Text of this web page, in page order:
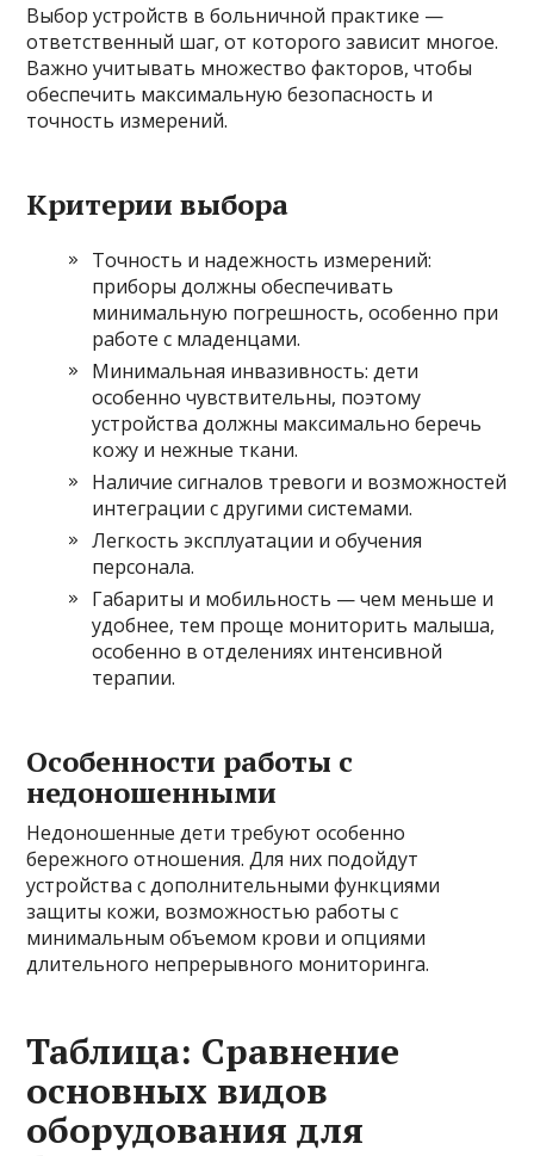
Выбор устройств в больничной практике —
ответственный шаг, от которого зависит многое.
Важно учитывать множество факторов, чтобы
обеспечить максимальную безопасность и
точность измерений.
Критерии выбора
Точность и надежность измерений:
приборы должны обеспечивать
минимальную погрешность, особенно при
работе с младенцами.
Минимальная инвазивность: дети
особенно чувствительны, поэтому
устройства должны максимально беречь
кожу и нежные ткани.
Наличие сигналов тревоги и возможностей
интеграции с другими системами.
Легкость эксплуатации и обучения
персонала.
Габариты и мобильность — чем меньше и
удобнее, тем проще мониторить малыша,
особенно в отделениях интенсивной
терапии.
Особенности работы с
недоношенными
Недоношенные дети требуют особенно
бережного отношения. Для них подойдут
устройства с дополнительными функциями
защиты кожи, возможностью работы с
минимальным объемом крови и опциями
длительного непрерывного мониторинга.
Таблица: Сравнение
основных видов
оборудования для